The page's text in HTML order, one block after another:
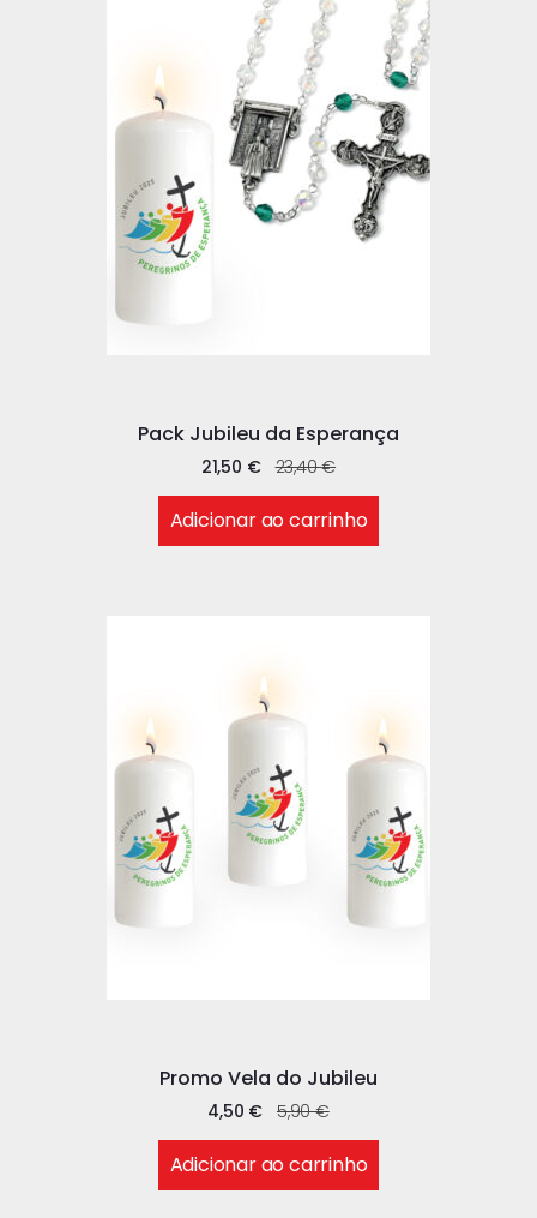
Pack Jubileu da Esperança
23,40€
21,50 €
Adicionar ao carrinho
Promo Vela do Jubileu
5,90€
4,50 €
Adicionar ao carrinho